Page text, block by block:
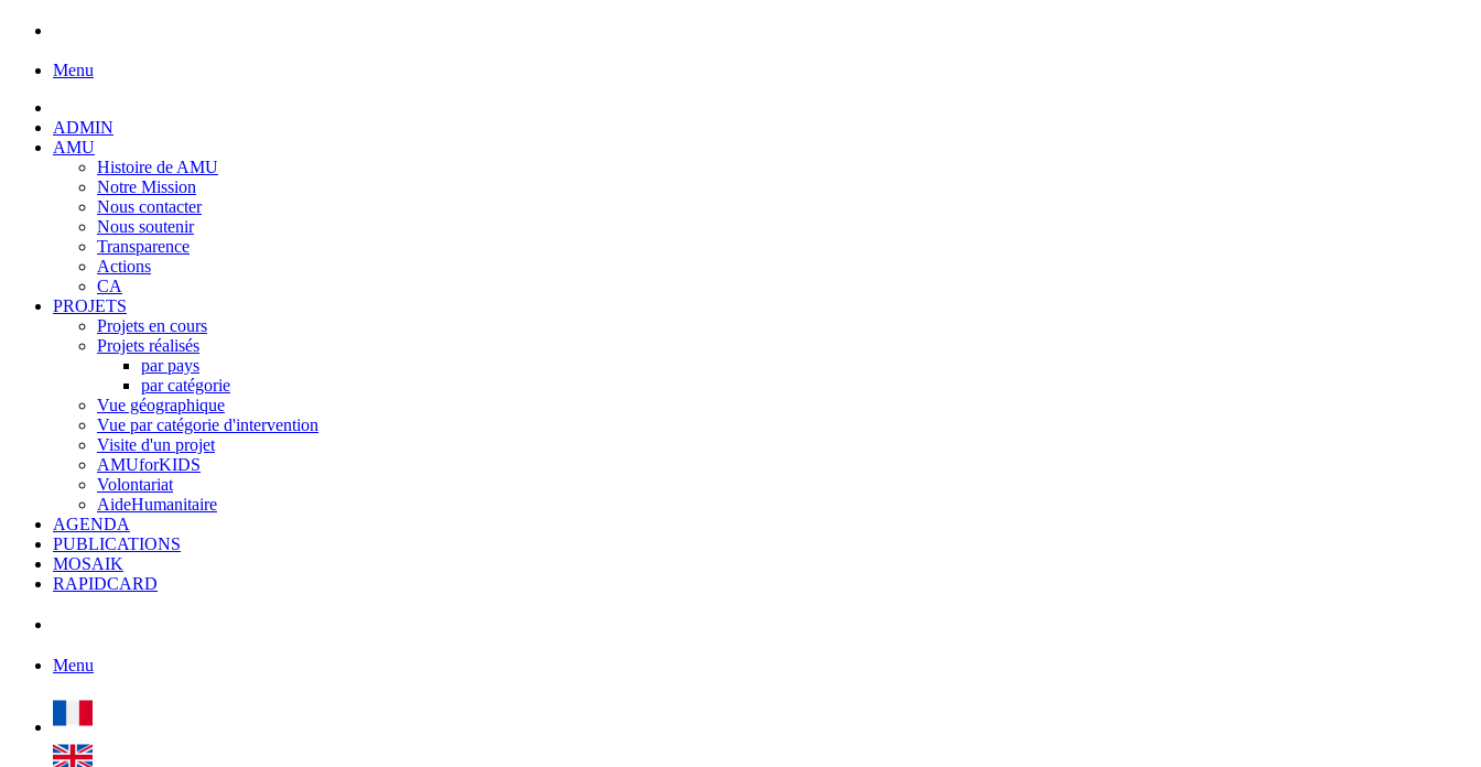
Menu
ADMIN
AMU
Histoire de AMU
Notre Mission
Nous contacter
Nous soutenir
Transparence
Actions
CA
PROJETS
Projets en cours
Projets réalisés
par pays
par catégorie
Vue géographique
Vue par catégorie d'intervention
Visite d'un projet
AMUforKIDS
Volontariat
AideHumanitaire
AGENDA
PUBLICATIONS
MOSAIK
RAPIDCARD
Menu